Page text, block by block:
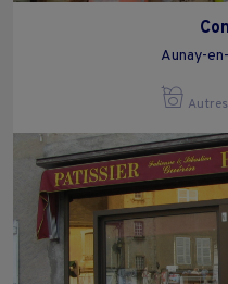
Aunay-
Autres